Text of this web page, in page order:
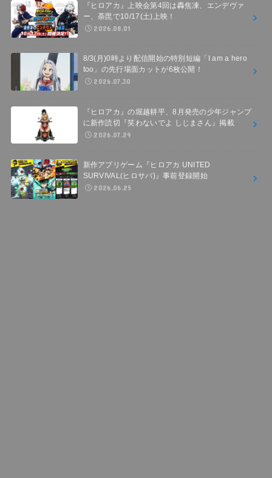
『ヒロアカ』上映会第4回は轟焦凍、エンデヴァ
ー、荼毘で10/17(土)上映！
2026.08.01
8/3(月)0時より配信開始の特別短編「I am a hero
too」の先行場面カットが6枚公開！
2026.07.30
『ヒロアカ』の堀越耕平、8月発売の少年ジャンプ
に新作読切『笑わないでよ しじまさん』掲載
2026.07.29
新作アプリゲーム『ヒロアカ UNITED
SURVIVAL(ヒロサバ)』事前登録開始
2026.06.25